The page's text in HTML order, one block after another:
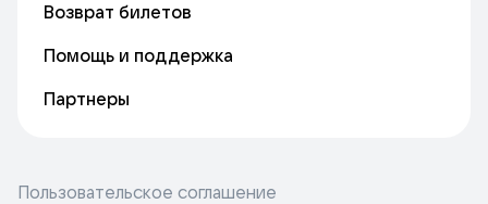
Возврат билетов
Помощь и поддержка
Партнеры
Пользовательское соглашение